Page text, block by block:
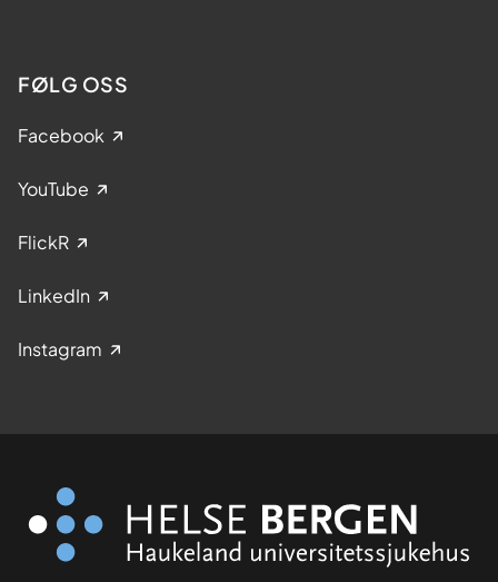
FØLG OSS
Facebook
YouTube
FlickR
LinkedIn
Instagram